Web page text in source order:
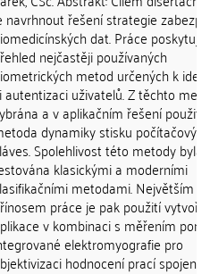
navrhnout řešení strategie
dat. Práce poskytuje
nejčastěji používaných
metod určených k
autentizaci uživatelů. Z těchto
a v aplikačním řešení použita
dynamiky stisku počítačových
Spolehlivost této metody byla
klasickými a moderními
metodami. Největším
práce je pak použití
v kombinaci s měřením
elektromyografie pro
hodnocení prací